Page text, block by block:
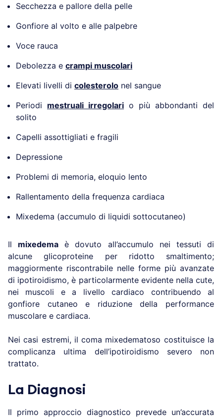
Secchezza e pallore della pelle
Gonfiore al volto e alle palpebre
Voce rauca
Debolezza e crampi muscolari
Elevati livelli di colesterolo nel sangue
Periodi mestruali irregolari o più abbondanti del
solito
Capelli assottigliati e fragili
Depressione
Problemi di memoria, eloquio lento
Rallentamento della frequenza cardiaca
Mixedema (accumulo di liquidi sottocutaneo)
Il mixedema è dovuto all’accumulo nei tessuti di
alcune glicoproteine per ridotto smaltimento;
maggiormente riscontrabile nelle forme più avanzate
di ipotiroidismo, è particolarmente evidente nella cute,
nei muscoli e a livello cardiaco contribuendo al
gonfiore cutaneo e riduzione della performance
muscolare e cardiaca.
Nei casi estremi, il coma mixedematoso costituisce la
complicanza ultima dell’ipotiroidismo severo non
trattato.
La Diagnosi
Il primo approccio diagnostico prevede un’accurata